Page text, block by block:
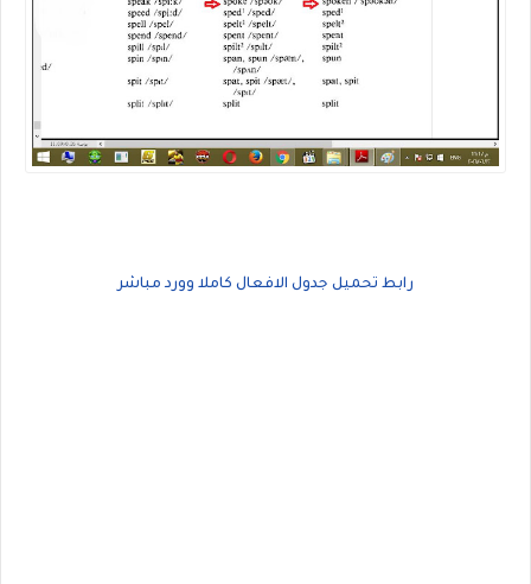
رابط تحميل جدول الافعال كاملا وورد مباشر